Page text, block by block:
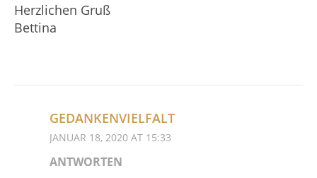
Herzlichen Gruß
Bettina
GEDANKENVIELFALT
JANUAR 18, 2020 AT 15:33
ANTWORTEN